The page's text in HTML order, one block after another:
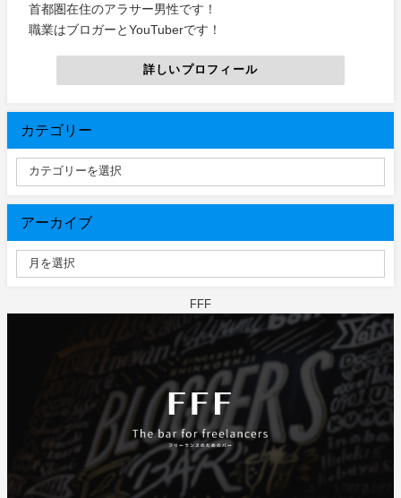
首都圏在住のアラサー男性です！
職業はブロガーとYouTuberです！
詳しいプロフィール
カテゴリー
アーカイブ
FFF